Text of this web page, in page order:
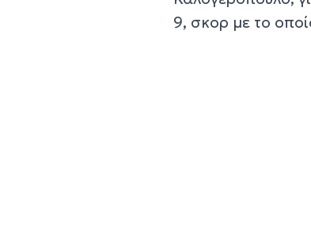
9, σκορ με το